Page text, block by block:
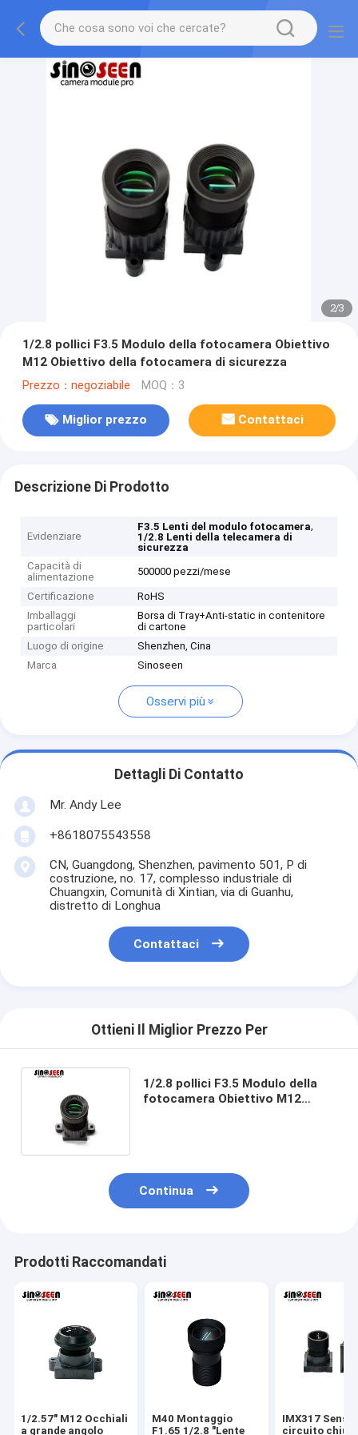
2/3
1/2.8 pollici F3.5 Modulo della fotocamera Obiettivo
M12 Obiettivo della fotocamera di sicurezza
Prezzo：negoziabile MOQ：3
Miglior prezzo Contattaci
Descrizione Di Prodotto
Evidenziare
F3.5 Lenti del modulo fotocamera,
1/2.8 Lenti della telecamera di
sicurezza
Capacità di
alimentazione
500000 pezzi/mese
Certificazione
RoHS
Imballaggi
particolari
Borsa di Tray+Anti-static in contenitore
di cartone
Luogo di origine
Shenzhen, Cina
Marca
Sinoseen
Osservi più
Dettagli Di Contatto
Mr. Andy Lee
+8618075543558
CN, Guangdong, Shenzhen, pavimento 501, P di
costruzione, no. 17, complesso industriale di
Chuangxin, Comunità di Xintian, via di Guanhu,
distretto di Longhua
Contattaci
Ottieni Il Miglior Prezzo Per
1/2.8 pollici F3.5 Modulo della
fotocamera Obiettivo M12
Continua
Prodotti Raccomandati
1/2.57" M12 Occhiali
a grande angolo
M40 Montaggio
F1.65 1/2.8 "Lente
IMX317
circuito